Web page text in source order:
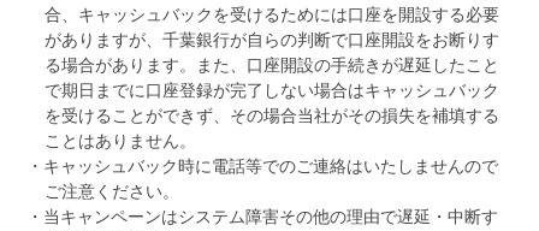
合、キャッシュバックを受けるためには口座を開設する必要
がありますが、千葉銀行が自らの判断で口座開設をお断りす
る場合があります。また、口座開設の手続きが遅延したこと
で期日までに口座登録が完了しない場合はキャッシュバック
を受けることができず、その場合当社がその損失を補填する
ことはありません。
・キャッシュバック時に電話等でのご連絡はいたしませんので
ご注意ください。
・当キャンペーンはシステム障害その他の理由で遅延・中断す